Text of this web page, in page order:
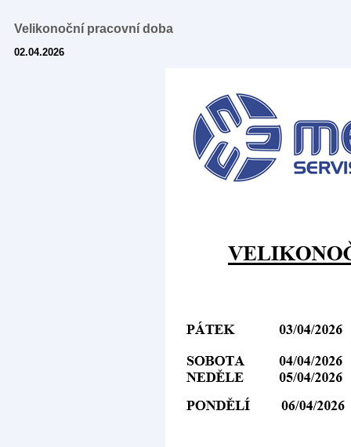
Velikonoční pracovní doba
02.04.2026